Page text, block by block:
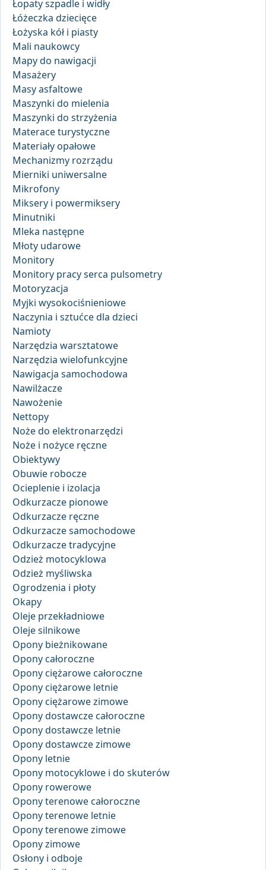
Łopaty szpadle i widły
Łóżeczka dziecięce
Łożyska kół i piasty
Mali naukowcy
Mapy do nawigacji
Masażery
Masy asfaltowe
Maszynki do mielenia
Maszynki do strzyżenia
Materace turystyczne
Materiały opałowe
Mechanizmy rozrządu
Mierniki uniwersalne
Mikrofony
Miksery i powermiksery
Minutniki
Mleka następne
Młoty udarowe
Monitory
Monitory pracy serca pulsometry
Motoryzacja
Myjki wysokociśnieniowe
Naczynia i sztućce dla dzieci
Namioty
Narzędzia warsztatowe
Narzędzia wielofunkcyjne
Nawigacja samochodowa
Nawilżacze
Nawożenie
Nettopy
Noże do elektronarzędzi
Noże i nożyce ręczne
Obiektywy
Obuwie robocze
Ocieplenie i izolacja
Odkurzacze pionowe
Odkurzacze ręczne
Odkurzacze samochodowe
Odkurzacze tradycyjne
Odzież motocyklowa
Odzież myśliwska
Ogrodzenia i płoty
Okapy
Oleje przekładniowe
Oleje silnikowe
Opony bieżnikowane
Opony całoroczne
Opony ciężarowe całoroczne
Opony ciężarowe letnie
Opony ciężarowe zimowe
Opony dostawcze całoroczne
Opony dostawcze letnie
Opony dostawcze zimowe
Opony letnie
Opony motocyklowe i do skuterów
Opony rowerowe
Opony terenowe całoroczne
Opony terenowe letnie
Opony terenowe zimowe
Opony zimowe
Osłony i odboje